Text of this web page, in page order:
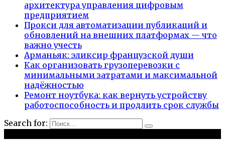
архитектура управления цифровым
предприятием
Прокси для автоматизации публикаций и
обновлений на внешних платформах — что
важно учесть
Арманьяк: эликсир французской души
Как организовать грузоперевозки с
минимальными затратами и максимальной
надёжностью
Ремонт ноутбука: как вернуть устройству
работоспособность и продлить срок службы
Search for: